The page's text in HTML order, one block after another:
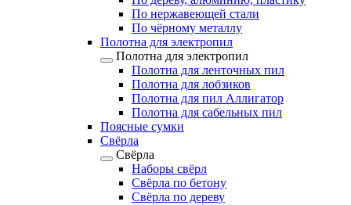
По нержавеющей стали
По чёрному металлу
Полотна для электропил
Полотна для электропил
Полотна для ленточных пил
Полотна для лобзиков
Полотна для пил Аллигатор
Полотна для сабельных пил
Поясные сумки
Свёрла
Свёрла
Наборы свёрл
Свёрла по бетону
Свёрла по дереву